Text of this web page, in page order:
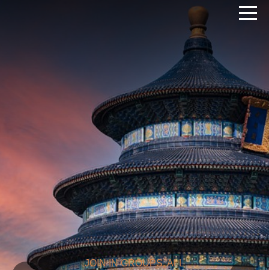
JOIN IN GROUPS, ALL